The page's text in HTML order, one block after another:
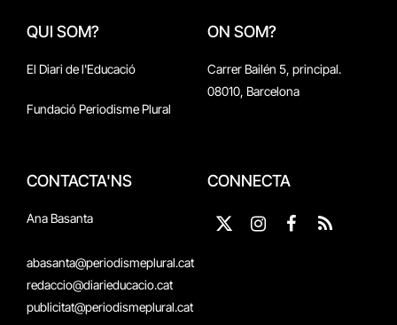
QUI SOM?
El Diari de l'Educació
Fundació Periodisme Plural
ON SOM?
Carrer Bailén 5, principal.
08010, Barcelona
CONTACTA'NS
Ana Basanta
abasanta@periodismeplural.cat
redaccio@diarieducacio.cat
publicitat@periodismeplural.cat
CONNECTA
X
InstagramFacebook
RSS